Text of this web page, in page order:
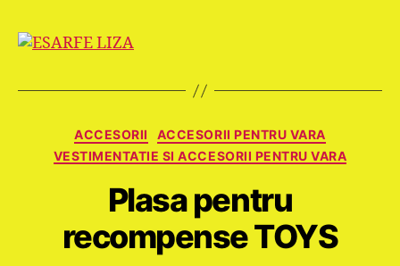
Categorii
ACCESORII
ACCESORII PENTRU VARA
VESTIMENTATIE SI ACCESORII PENTRU VARA
Plasa pentru
recompense TOYS